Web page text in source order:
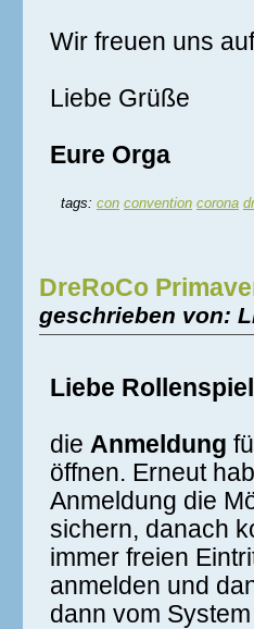
Wir freuen uns
Liebe Grüße
Eure Orga
tags: con convention corona
DreRoCo
geschrieben von:
Liebe
die Anmeldung
öffnen. Erneut
Anmeldung die
sichern, danach
immer freien
anmelden und
dann vom